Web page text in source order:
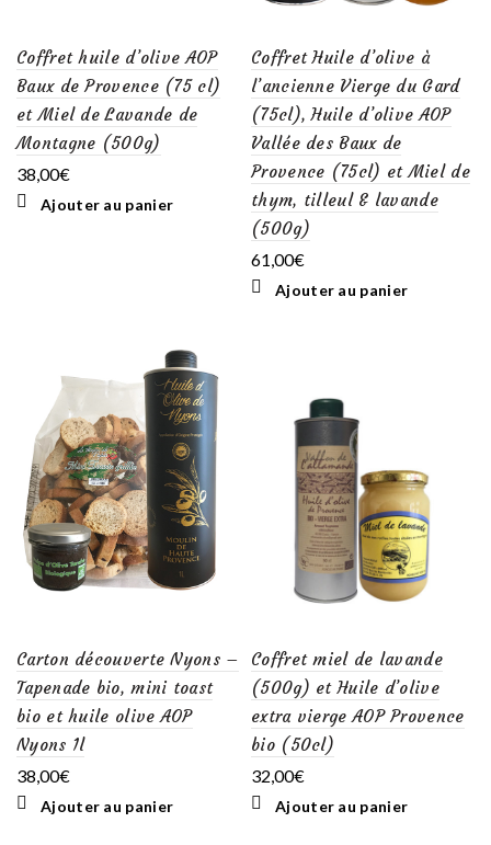
Coffret huile d’olive AOP
Baux de Provence (75 cl)
et Miel de Lavande de
Montagne (500g)
38,00€
Ajouter au panier
Coffret Huile d’olive à
l’ancienne Vierge du Gard
(75cl), Huile d’olive AOP
Vallée des Baux de
Provence (75cl) et Miel de
thym, tilleul & lavande
(500g)
61,00€
Ajouter au panier
Carton découverte Nyons –
Tapenade bio, mini toast
bio et huile olive AOP
Nyons 1l
38,00€
Ajouter au panier
Coffret miel de lavande
(500g) et Huile d’olive
extra vierge AOP Provence
bio (50cl)
32,00€
Ajouter au panier